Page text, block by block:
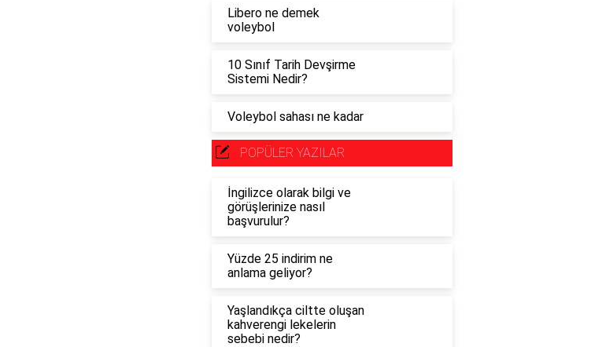
Libero ne demek
voleybol
10 Sınıf Tarih Devşirme
Sistemi Nedir?
Voleybol sahası ne kadar
POPÜLER YAZILAR
İngilizce olarak bilgi ve
görüşlerinize nasıl
başvurulur?
Yüzde 25 indirim ne
anlama geliyor?
Yaşlandıkça ciltte oluşan
kahverengi lekelerin
sebebi nedir?